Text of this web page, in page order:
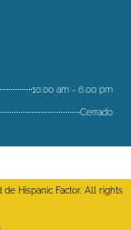
10:00 am - 6:00 pm
Cerrado
Hispanic Factor. All rights